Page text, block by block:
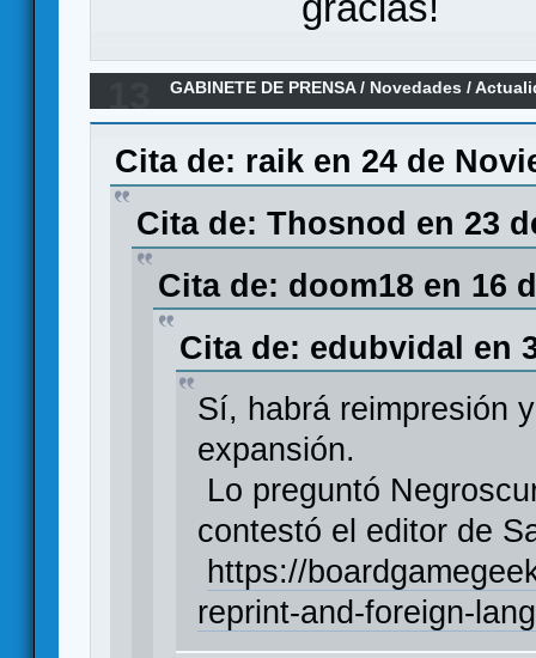
GABINETE DE PRENSA/ Novedades /
Asmodee presenta el nuevo juego de cartas
Cita de: raik en 24 de
Cita de: Thosnod en 23
Cita de: doom18 en 16
Cita de: edubvidal en
Sí, habrá reimpresión
expansión.
Lo preguntó
contestó el editor de
https://
reprint-and-foreign-